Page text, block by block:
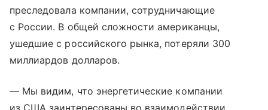
преследовала компании, сотрудничающие
с России. В общей сложности американцы,
ушедшие с российского рынка, потеряли 300
миллиардов долларов.
— Мы видим, что энергетические компании
из США заинтересованы во взаимодействии